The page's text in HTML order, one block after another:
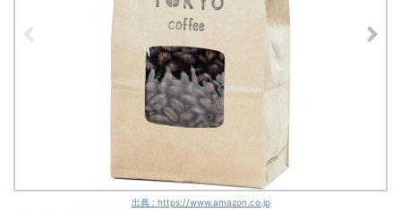
出典 : https://www.amazon.co.jp